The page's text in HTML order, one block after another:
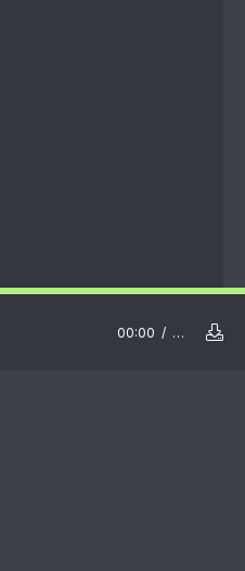
00:00 …